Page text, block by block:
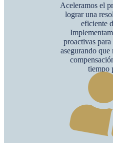
Aceleramos el
lograr una
eficiente
proactivas
asegurando
tiempo